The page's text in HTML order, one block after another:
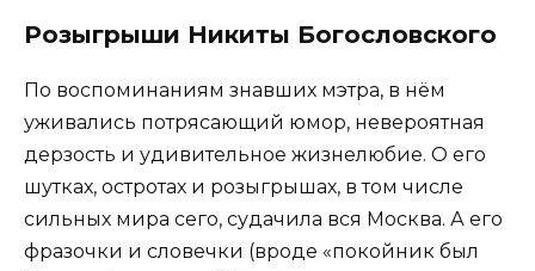
Розыгрыши Никиты Богословского
По воспоминаниям знавших мэтра, в нём
уживались потрясающий юмор, невероятная
дерзость и удивительное жизнелюбие. О его
шутках, остротах и розыгрышах, в том числе
сильных мира сего, судачила вся Москва. А его
фразочки и словечки (вроде «покойник был